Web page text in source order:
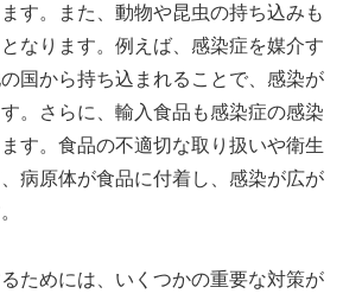
す。また、動物や昆虫の持ち込みも
なります。例えば、感染症を媒介す
国から持ち込まれることで、感染が
。さらに、輸入食品も感染症の感染
す。食品の不適切な取り扱いや衛生
病原体が食品に付着し、感染が広が
ためには、いくつかの重要な対策が